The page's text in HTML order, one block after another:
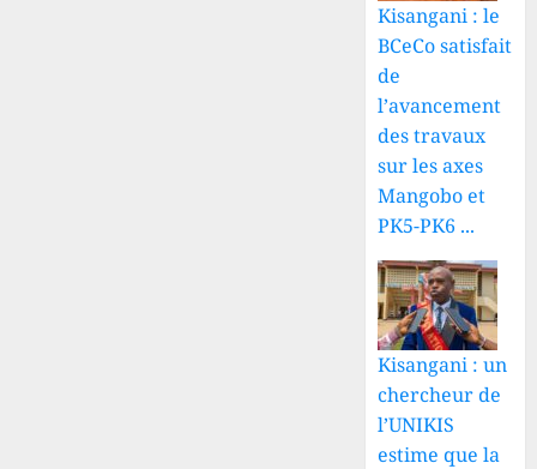
Kisangani : le
BCeCo satisfait
de
l’avancement
des travaux
sur les axes
Mangobo et
PK5-PK6 ...
Kisangani : un
chercheur de
l’UNIKIS
estime que la